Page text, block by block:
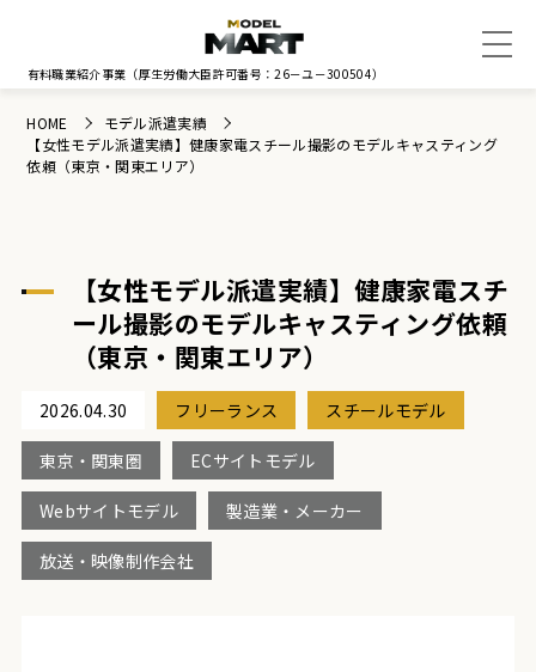
有料職業紹介事業 （厚生労働大臣許可番号：26－ユ－300504）
HOME
モデル派遣実績
【女性モデル派遣実績】健康家電スチール撮影のモデルキャスティング
依頼（東京・関東エリア）
【女性モデル派遣実績】健康家電スチ
ール撮影のモデルキャスティング依頼
（東京・関東エリア）
2026.04.30 フリーランス スチールモデル
東京・関東圏 ECサイトモデル
Webサイトモデル 製造業・メーカー
放送・映像制作会社